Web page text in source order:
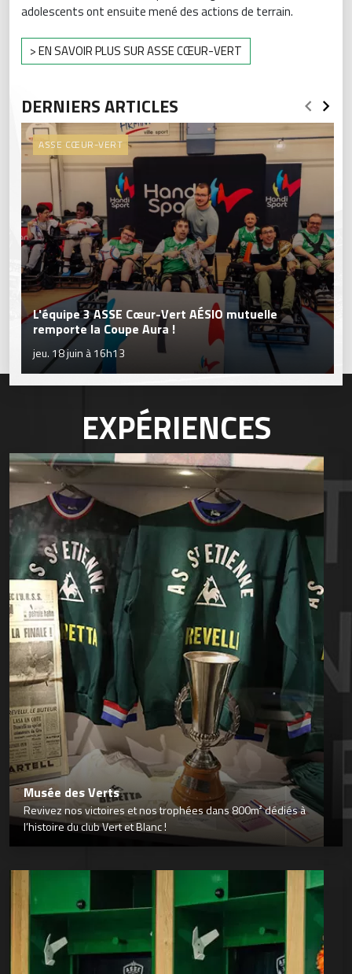
adolescents ont ensuite mené des actions de terrain.
> EN SAVOIR PLUS SUR ASSE CŒUR-VERT
DERNIERS ARTICLES
ASSE CŒUR-VERT
L'équipe 3 ASSE Cœur-Vert AÉSIO mutuelle
remporte la Coupe Aura !
jeu. 18 juin à 16h13
EXPÉRIENCES
Musée des Verts
Revivez nos victoires et nos trophées dans 800m² dédiés à
l’histoire du club Vert et Blanc !